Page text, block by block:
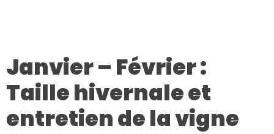
Janvier – Février :
Taille hivernale et
entretien de la vigne